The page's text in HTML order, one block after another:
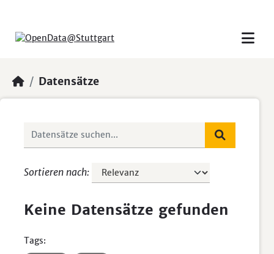
Datensätze
Sortieren nach
Keine Datensätze gefunden
Tags: